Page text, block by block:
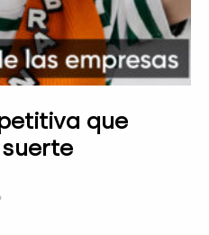
que